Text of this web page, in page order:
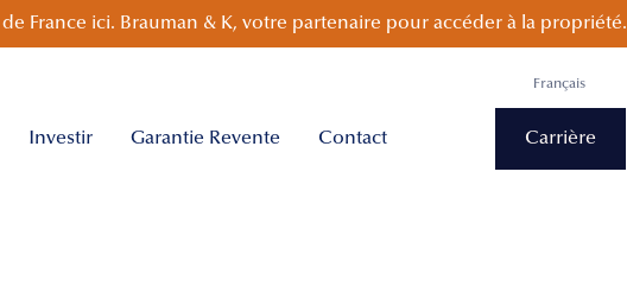
France ici. Brauman & K, votre partenaire pour accéder à la propriété.
Français
Investir Garantie Revente Contact Carrière